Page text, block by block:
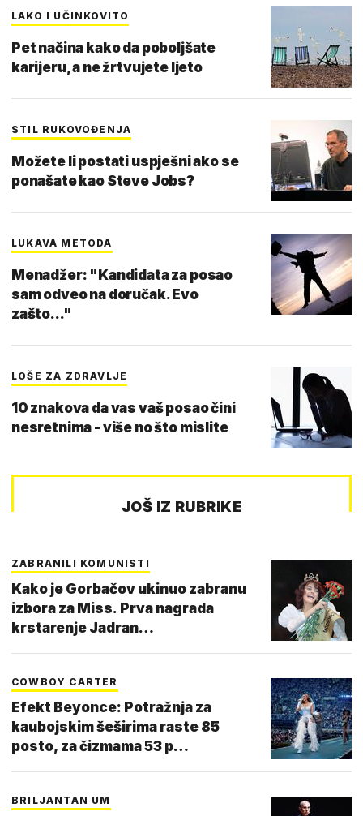
LAKO I UČINKOVITO
Pet načina kako da poboljšate
karijeru, a ne žrtvujete ljeto
STIL RUKOVOĐENJA
Možete li postati uspješni ako se
ponašate kao Steve Jobs?
LUKAVA METODA
Menadžer: "Kandidata za posao
sam odveo na doručak. Evo
zašto..."
LOŠE ZA ZDRAVLJE
10 znakova da vas vaš posao čini
nesretnima - više no što mislite
JOŠ IZ RUBRIKE
ZABRANILI KOMUNISTI
Kako je Gorbačov ukinuo zabranu
izbora za Miss. Prva nagrada
krstarenje Jadran…
COWBOY CARTER
Efekt Beyonce: Potražnja za
kaubojskim šeširima raste 85
posto, za čizmama 53 p…
BRILJANTAN UM